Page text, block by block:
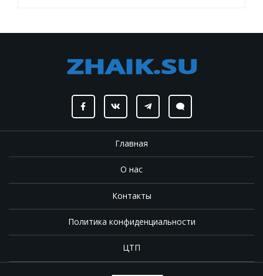
Главная
О нас
Контакты
Политика конфиденциальности
ЦТП